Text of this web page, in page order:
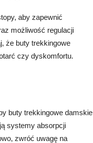
aby zapewnić
możliwość regulacji
że buty trekkingowe
czy dyskomfortu.
buty trekkingowe damskie
systemy absorpcji
zwróć uwagę na